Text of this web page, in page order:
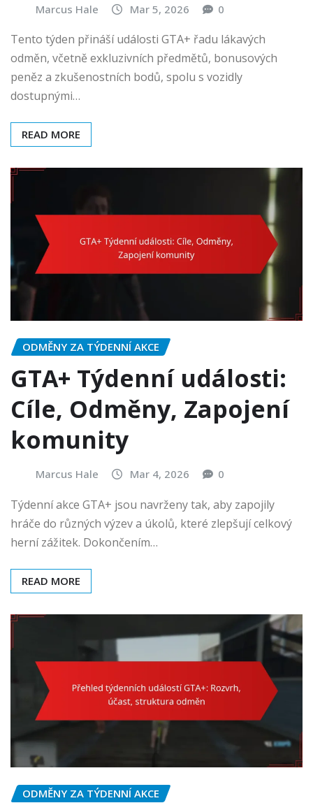
Marcus Hale Mar 5, 2026 0
Tento týden přináší události GTA+ řadu lákavých
odměn, včetně exkluzivních předmětů, bonusových
peněz a zkušenostních bodů, spolu s vozidly
dostupnými…
READ MORE
ODMĚNY ZA TÝDENNÍ AKCE
GTA+ Týdenní události:
Cíle, Odměny, Zapojení
komunity
Marcus Hale Mar 4, 2026 0
Týdenní akce GTA+ jsou navrženy tak, aby zapojily
hráče do různých výzev a úkolů, které zlepšují celkový
herní zážitek. Dokončením…
READ MORE
ODMĚNY ZA TÝDENNÍ AKCE